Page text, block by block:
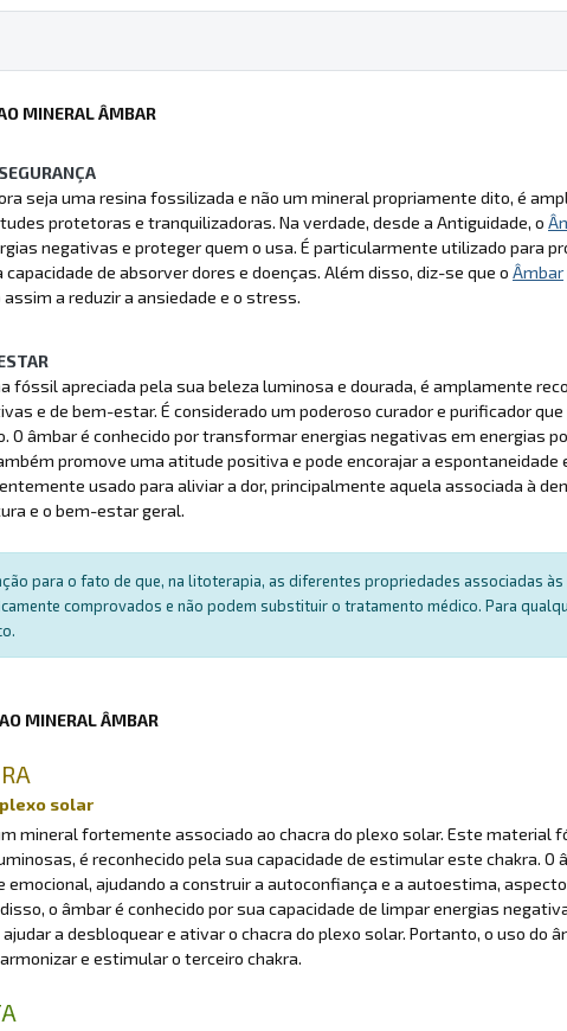
MINERAL ÂMBAR
seja uma resina fossilizada e não um mineral propriamente dito, é
protetoras e tranquilizadoras. Na verdade, desde a Antiguidade, o
negativas e proteger quem o usa. É particularmente utilizado para
de absorver dores e doenças. Além disso, diz-se que o Âmbar
a reduzir a ansiedade e o stress.
fóssil apreciada pela sua beleza luminosa e dourada, é amplamente
e de bem-estar. É considerado um poderoso curador e purificador
O âmbar é conhecido por transformar energias negativas em energias
promove uma atitude positiva e pode encorajar a espontaneidade
usado para aliviar a dor, principalmente aquela associada à
e o bem-estar geral.
para o fato de que, na litoterapia, as diferentes propriedades associadas
comprovados e não podem substituir o tratamento médico. Para
MINERAL ÂMBAR
solar
mineral fortemente associado ao chacra do plexo solar. Este material
é reconhecido pela sua capacidade de estimular este chakra. O
emocional, ajudando a construir a autoconfiança e a autoestima,
o âmbar é conhecido por sua capacidade de limpar energias
a desbloquear e ativar o chacra do plexo solar. Portanto, o uso do
e estimular o terceiro chakra.